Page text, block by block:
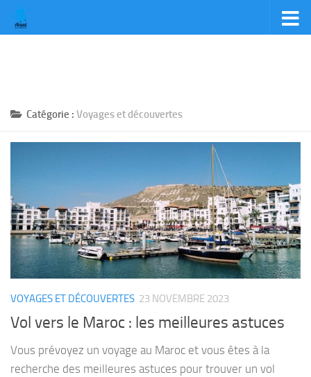
Skip to content
Catégorie : Voyages et découvertes
VOYAGES ET DÉCOUVERTES 23 NOVEMBRE 2023
Vol vers le Maroc : les meilleures astuces
Vous prévoyez un voyage au Maroc et vous êtes à la
recherche des meilleures astuces pour trouver un vol